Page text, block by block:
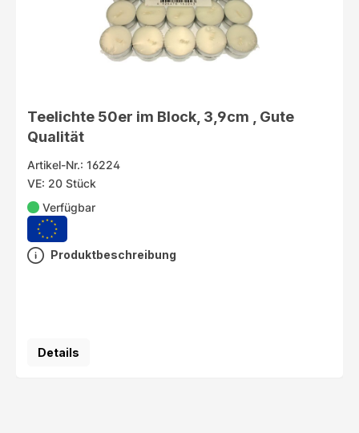
Teelichte 50er im Block, 3,9cm , Gute
Qualität
Artikel-Nr.: 16224
VE: 20 Stück
Verfügbar
Produktbeschreibung
Details